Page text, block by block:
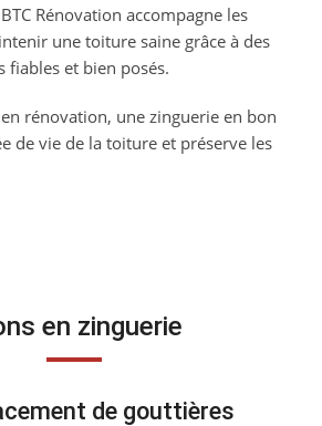
Rénovation accompagne les
une toiture saine grâce à des
fiables et bien posés.
rénovation, une zinguerie en bon
de vie de la toiture et préserve les
en zinguerie
de gouttières